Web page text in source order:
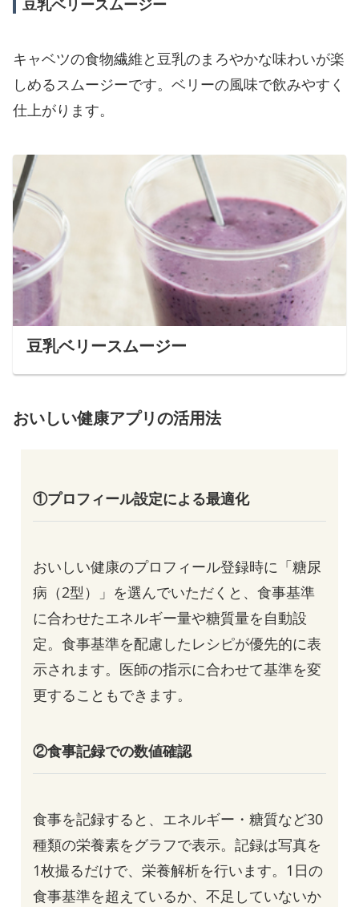
豆乳ベリースムージー
キャベツの食物繊維と豆乳のまろやかな味わいが楽
しめるスムージーです。ベリーの風味で飲みやすく
仕上がります。
豆乳ベリースムージー
おいしい健康アプリの活用法
①プロフィール設定による最適化
おいしい健康のプロフィール登録時に「糖尿
病（2型）」を選んでいただくと、食事基準
に合わせたエネルギー量や糖質量を自動設
定。食事基準を配慮したレシピが優先的に表
示されます。医師の指示に合わせて基準を変
更することもできます。
②食事記録での数値確認
食事を記録すると、エネルギー・糖質など30
種類の栄養素をグラフで表示。記録は写真を
1枚撮るだけで、栄養解析を行います。1日の
食事基準を超えているか、不足していないか